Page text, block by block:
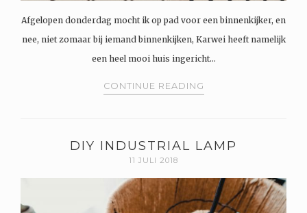
Afgelopen donderdag mocht ik op pad voor een binnenkijker, en
nee, niet zomaar bij iemand binnenkijken, Karwei heeft namelijk
een heel mooi huis ingericht…
CONTINUE READING
DIY INDUSTRIAL LAMP
11 JULI 2018